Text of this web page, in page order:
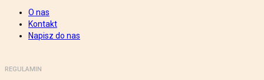
O nas
Kontakt
Napisz do nas
REGULAMIN